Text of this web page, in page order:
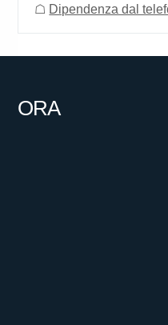
☖ Dipendenza dal
ORA